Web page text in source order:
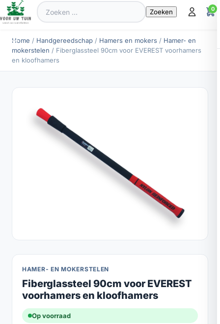
Zoeken
naar:
0
Home / Handgereedschap / Hamers en mokers / Hamer- en
mokerstelen / Fiberglassteel 90cm voor EVEREST voorhamers
en kloofhamers
HAMER- EN MOKERSTELEN
Fiberglassteel 90cm voor EVEREST
voorhamers en kloofhamers
Op voorraad